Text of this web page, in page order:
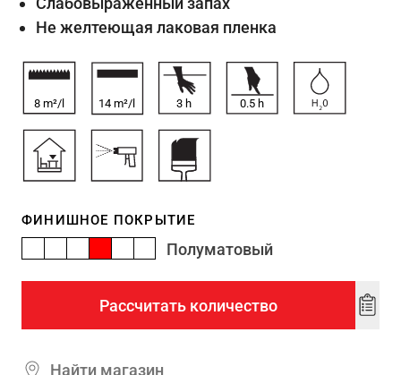
Не желтеющая лаковая пленка
8 m²/l 14 m²/l 3h 0.5 h
ФИНИШНОЕ ПОКРЫТИЕ
Полуматовый
Рассчитать количество
Add
Найти магазин